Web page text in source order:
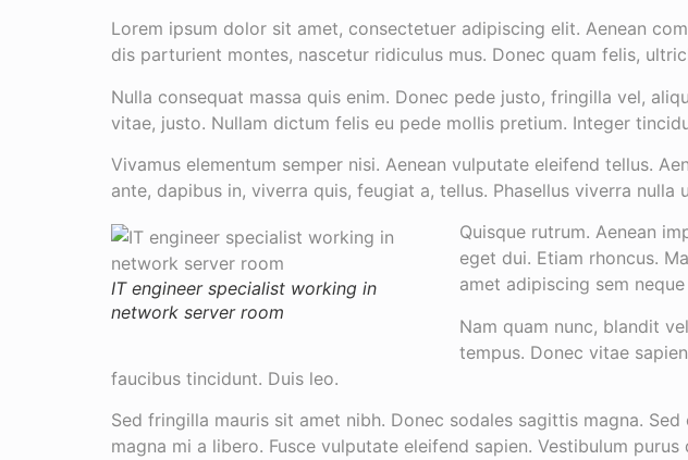
Lorem ipsum dolor sit amet, consectetuer adipiscing elit. Aenean
dis parturient montes, nascetur ridiculus mus. Donec quam felis,
Nulla consequat massa quis enim. Donec pede justo, fringilla vel,
vitae, justo. Nullam dictum felis eu pede mollis pretium. Integer
Vivamus elementum semper nisi. Aenean vulputate eleifend tellus.
ante, dapibus in, viverra quis, feugiat a, tellus. Phasellus viverra nulla
IT engineer specialist working in
network server room
Quisque rutrum. Aenean
eget dui. Etiam rhoncus.
amet adipiscing sem
Nam quam nunc, blandit
tempus. Donec vitae
faucibus tincidunt. Duis leo.
Sed fringilla mauris sit amet nibh. Donec sodales sagittis magna.
magna mi a libero. Fusce vulputate eleifend sapien. Vestibulum